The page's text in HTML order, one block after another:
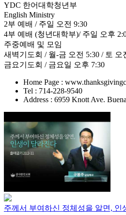
YDC 한어대학청년부
English Ministry
2부 예배 / 주일 오전 9:30
4부 예배 (청년대학부)/ 주일 오후
주중예배 및 모임
새벽기도회 / 월-금 오전 5:30 / 토 오
금요기도회 / 금요일 오후 7:30
Home Page :
Tel : 714-228-9540
Address : 6959 Knott Ave.
주께서 부여하신 정체성을 알면, 인